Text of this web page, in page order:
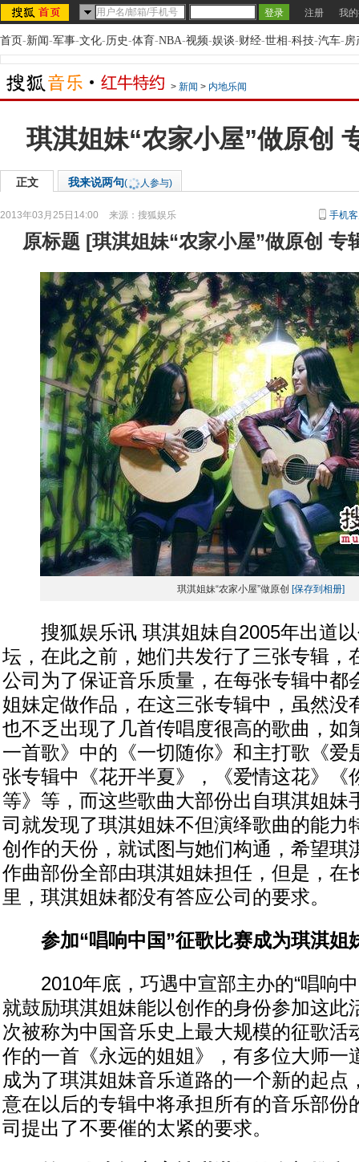
注册 我
首页-新闻-军事-文化-历史-体育-NBA-视频-娱谈-财经-世相-科技-汽车-房
> 新闻 > 内地乐闻
琪淇姐妹“农家小屋”做原创
正文 我来说两句( 人参与)
2013年03月25日14:00 来源： 搜狐娱乐 手机
原标题 [琪淇姐妹“农家小屋”做原创 专
琪淇姐妹“农家小屋”做原创 [保存到相册]
搜狐娱乐讯 琪淇姐妹自2005年出道以
坛，在此之前，她们共发行了三张专辑，
公司为了保证音乐质量，在每张专辑中都
姐妹定做作品，在这三张专辑中，虽然没
也不乏出现了几首传唱度很高的歌曲，如
一首歌》中的《一切随你》和主打歌《爱
张专辑中《花开半夏》，《爱情这花》《
等》等，而这些歌曲大部份出自琪淇姐妹
司就发现了琪淇姐妹不但演绎歌曲的能力
创作的天份，就试图与她们构通，希望琪
作曲部份全部由琪淇姐妹担任，但是，在
里，琪淇姐妹都没有答应公司的要求。
参加“唱响中国”征歌比赛成为琪淇姐
2010年底，巧遇中宣部主办的“唱响中
就鼓励琪淇姐妹能以创作的身份参加这此
次被称为中国音乐史上最大规模的征歌活
作的一首《永远的姐姐》，有多位大师一
成为了琪淇姐妹音乐道路的一个新的起点
意在以后的专辑中将承担所有的音乐部份
司提出了不要催的太紧的要求。